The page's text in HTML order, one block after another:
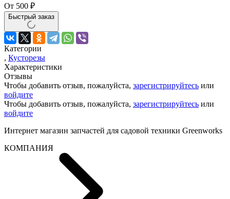
От 500 ₽
Быстрый заказ
Категории
, Кусторезы
Характеристики
Отзывы
Чтобы добавить отзыв, пожалуйста, зарегистрируйтесь или
войдите
Чтобы добавить отзыв, пожалуйста, зарегистрируйтесь или
войдите
Интернет магазин запчастей для садовой техники Greenworks
КОМПАНИЯ